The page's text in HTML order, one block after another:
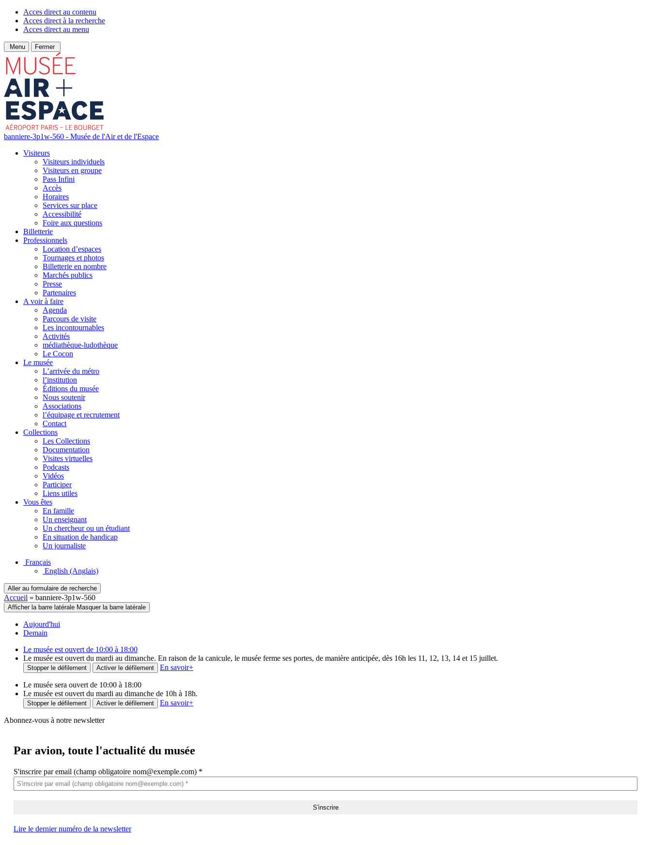
Acces direct au contenu
Acces direct à la recherche
Acces direct au menu
Menu Fermer
banniere-3p1w-560 - Musée de l'Air et de l'Espace
Visiteurs
Visiteurs individuels
Visiteurs en groupe
Pass Infini
Accès
Horaires
Services sur place
Accessibilité
Foire aux questions
Billetterie
Professionnels
Location d’espaces
Tournages et photos
Billetterie en nombre
Marchés publics
Presse
Partenaires
A voir à faire
Agenda
Parcours de visite
Les incontournables
Activités
médiathèque-ludothèque
Le Cocon
Le musée
L’arrivée du métro
l’institution
Éditions du musée
Nous soutenir
Associations
l’équipage et recrutement
Contact
Collections
Les Collections
Documentation
Visites virtuelles
Podcasts
Vidéos
Participer
Liens utiles
Vous êtes
En famille
Un enseignant
Un chercheur ou un étudiant
En situation de handicap
Un journaliste
Français
English (Anglais)
Aller au formulaire de recherche
Accueil » banniere-3p1w-560
Afficher la barre latérale Masquer la barre latérale
Aujourd'hui
Demain
Le musée est ouvert de 10:00 à 18:00
Le musée est ouvert du mardi au dimanche. En raison de la canicule, le musée ferme ses portes, de manière anticipée, dès 16h les 11, 12, 13, 14 et 15 juillet.
Stopper le défilement Activer le défilement En savoir+
Le musée sera ouvert de 10:00 à 18:00
Le musée est ouvert du mardi au dimanche de 10h à 18h.
Stopper le défilement Activer le défilement En savoir+
Abonnez-vous à notre newsletter
Par avion, toute l'actualité du musée
S'inscrire par email (champ obligatoire nom@exemple.com) *
Lire le dernier numéro de la newsletter